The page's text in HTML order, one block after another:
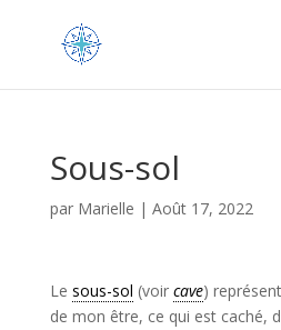
Sous-sol
par Marielle | Août 17, 2022
Le sous-sol (voir cave)
de mon être, ce qui est caché,